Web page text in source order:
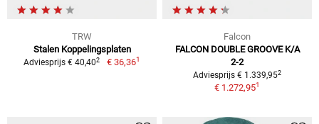
TRW
Stalen Koppelingsplaten
Adviesprijs € 40,402 € 36,361
Falcon
FALCON DOUBLE GROOVE K/A
2-2
Adviesprijs € 1.339,952
€ 1.272,951